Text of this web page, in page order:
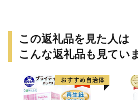
この返礼品を見た人は
こんな返礼品も見てい